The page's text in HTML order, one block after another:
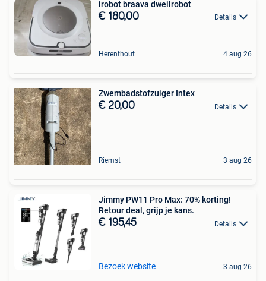
irobot braava dweilrobot
€ 180,00 Details
Herenthout 4 aug 26
Zwembadstofzuiger Intex
€ 20,00 Details
Riemst 3 aug 26
Jimmy PW11 Pro Max: 70% korting!
Retour deal, grijp je kans.
€ 195,45 Details
Bezoek website 3 aug 26